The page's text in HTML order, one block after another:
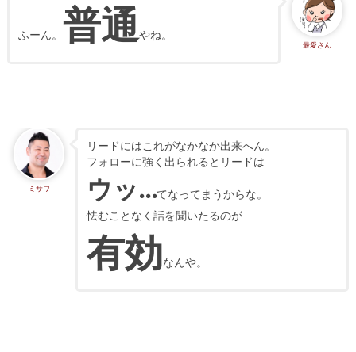
最愛さん
ふーん。 普通 やね。
ミサワ
リードにはこれがなかなか出来へん。
フォローに強く出られるとリードは
ウッ…てなってまうからな。
怯むことなく話を聞いたるのが
有効なんや。